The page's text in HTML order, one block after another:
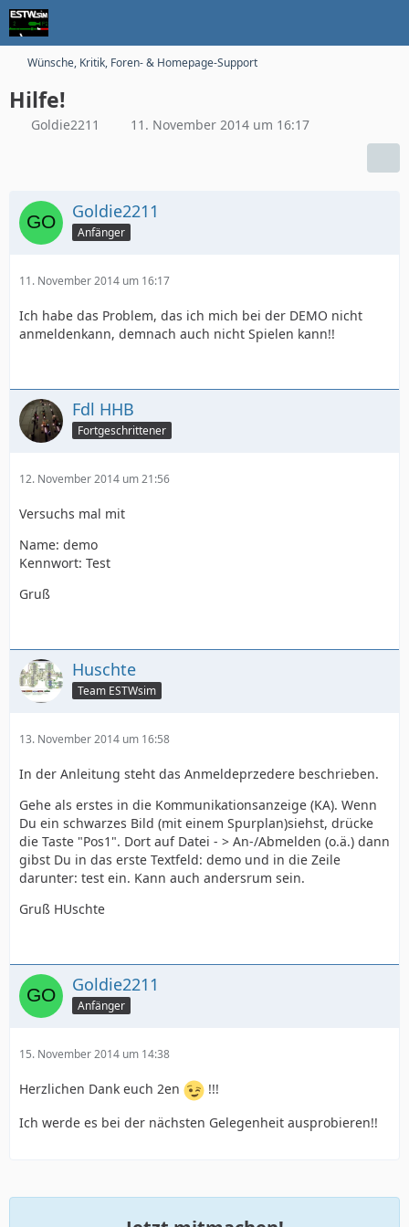
Wünsche, Kritik, Foren- & Homepage-Support
Hilfe!
Goldie2211 11. November 2014 um 16:17
Goldie2211
Anfänger
11. November 2014 um 16:17
Ich habe das Problem, das ich mich bei der DEMO nicht
anmeldenkann, demnach auch nicht Spielen kann!!
Fdl HHB
Fortgeschrittener
12. November 2014 um 21:56
Versuchs mal mit
Name: demo
Kennwort: Test
Gruß
Huschte
Team ESTWsim
13. November 2014 um 16:58
In der Anleitung steht das Anmeldeprzedere beschrieben.
Gehe als erstes in die Kommunikationsanzeige (KA). Wenn
Du ein schwarzes Bild (mit einem Spurplan)siehst, drücke
die Taste "Pos1". Dort auf Datei - > An-/Abmelden (o.ä.) dann
gibst Du in das erste Textfeld: demo und in die Zeile
darunter: test ein. Kann auch andersrum sein.
Gruß HUschte
Goldie2211
Anfänger
15. November 2014 um 14:38
Herzlichen Dank euch 2en
!!!
Ich werde es bei der nächsten Gelegenheit ausprobieren!!